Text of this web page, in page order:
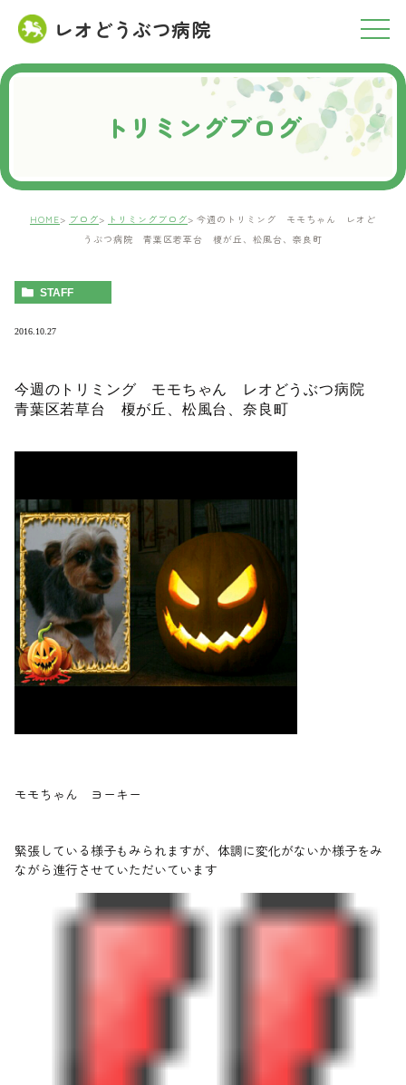
レオどうぶつ病院
RESERVATION
ご予約について
トリミングブログ
HOME ブログ トリミングブログ
今週のトリミング モモちゃん レオど
うぶつ病院 青葉区若草台 榎が丘、松風台、奈良町
STAFF
2016.10.27
今週のトリミング モモちゃん レオどうぶつ病院
青葉区若草台 榎が丘、松風台、奈良町
モモちゃん ヨーキー
緊張している様子もみられますが、体調に変化がないか様子をみ
ながら進行させていただいています